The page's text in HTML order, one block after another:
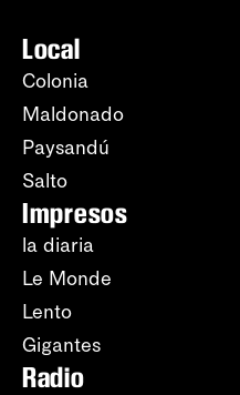
Local
Colonia
Maldonado
Paysandú
Salto
Impresos
la diaria
Le Monde
Lento
Gigantes
Radio